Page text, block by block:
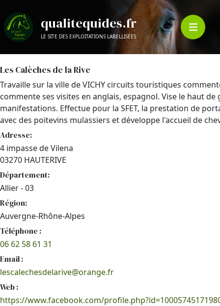
qualitequides.fr
LE SITE DES EXPLOITATIONS LABELLISÉES
Les Calèches de la Rive
Travaille sur la ville de VICHY circuits touristiques
commente ses visites en anglais, espagnol. Vise le haut
manifestations. Effectue pour la SFET, la prestation de
avec des poitevins mulassiers et développe l'accueil de
Adresse:
4 impasse de Vilena
03270 HAUTERIVE
Département:
Allier - 03
Région:
Auvergne-Rhône-Alpes
Téléphone :
06 62 58 61 31
Email :
lescalechesdelarive@orange.fr
Web :
https://www.facebook.com/